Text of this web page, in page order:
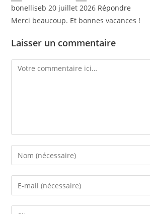
bonelliseb 20 juillet 2026 Répondre
Merci beaucoup. Et bonnes vacances !
Laisser un commentaire